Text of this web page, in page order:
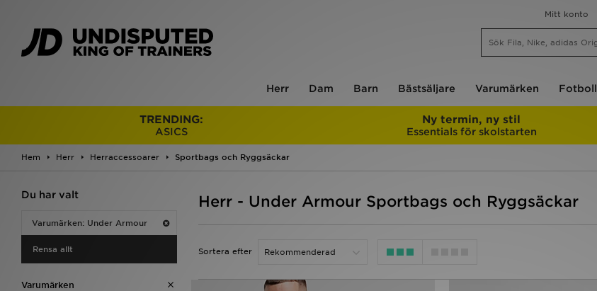
Mitt konto
Herr Dam Barn Bästsäljare Varumärken Fotboll
TRENDING:
ASICS
Ny termin, ny stil
Essentials för skolstarten
Hem Herr Herraccessoarer Sportbags och Ryggsäckar
Du har valt
Varumärken: Under Armour
Rensa allt
Varumärken
Herr - Under Armour Sportbags och Ryggsäckar
Sortera efter